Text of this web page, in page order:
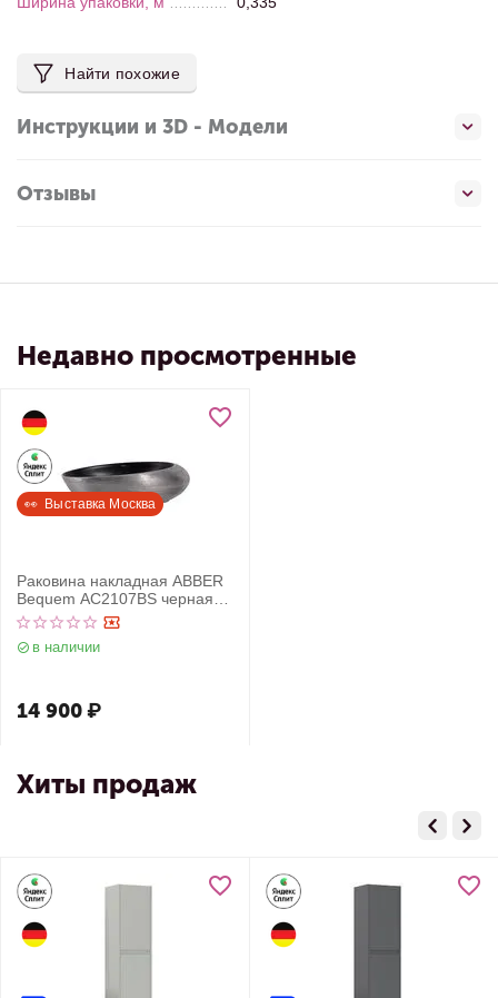
Найти похожие
Инструкции и 3D - Модели
Отзывы
Недавно просмотренные
👀  Выставка Москва
Раковина накладная ABBER
Bequem AC2107BS черная
матовая с серебром
в наличии
14 900₽
Хиты продаж